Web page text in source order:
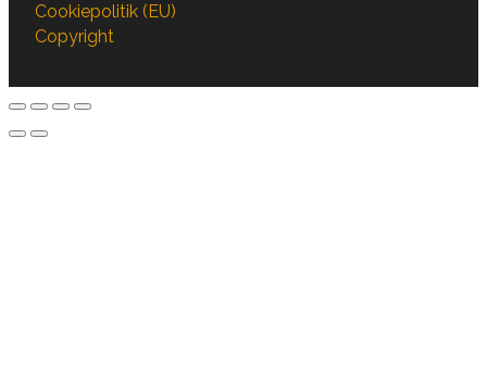
Cookiepolitik (EU)
Copyright